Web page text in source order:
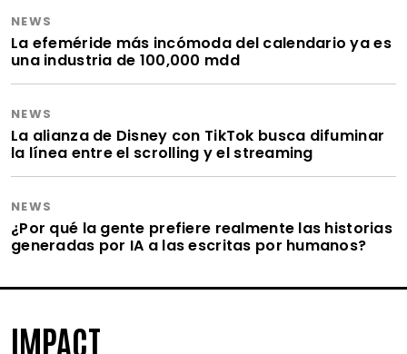
NEWS
La efeméride más incómoda del calendario ya es
una industria de 100,000 mdd
NEWS
La alianza de Disney con TikTok busca difuminar
la línea entre el scrolling y el streaming
NEWS
¿Por qué la gente prefiere realmente las historias
generadas por IA a las escritas por humanos?
IMPACT